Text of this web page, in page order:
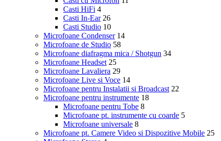
Casti HiFi 4
Casti In-Ear 26
Casti Studio 10
Microfoane Condenser 14
Microfoane de Studio 58
Microfoane diafragma mica / Shotgun 34
Microfoane Headset 25
Microfoane Lavaliera 29
Microfoane Live si Voce 14
Microfoane pentru Instalatii si Broadcast 22
Microfoane pentru instrumente 18
Microfoane pentru Tobe 8
Microfoane pt. instrumente cu coarde 5
Microfoane universale 8
Microfoane pt. Camere Video si Dispozitive Mobile 25